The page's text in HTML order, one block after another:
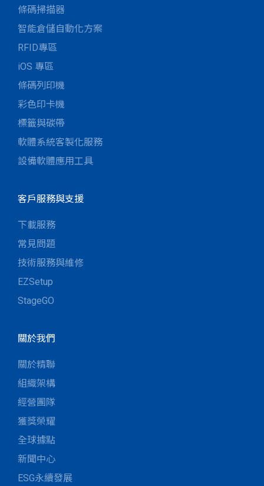
條碼掃描器
智能倉儲自動化方案
RFID專區
iOS 專區
條碼列印機
彩色印卡機
標籤與碳帶
軟體系統客製化服務
設備軟體應用工具
客戶服務與支援
下載服務
常見問題
技術服務與維修
EZSetup
StageGO
關於我們
關於精聯
組織架構
經營團隊
獲獎榮耀
全球據點
新聞中心
ESG永續發展